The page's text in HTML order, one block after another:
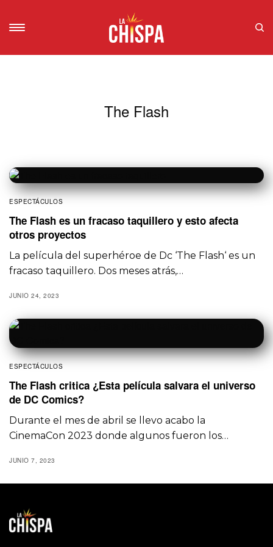
The Flash
ESPECTÁCULOS
The Flash es un fracaso taquillero y esto afecta
otros proyectos
La película del superhéroe de Dc ‘The Flash‘ es un
fracaso taquillero. Dos meses atrás,…
JUNIO 24, 2023
ESPECTÁCULOS
The Flash critica ¿Esta película salvara el universo
de DC Comics?
Durante el mes de abril se llevo acabo la
CinemaCon 2023 donde algunos fueron los…
JUNIO 7, 2023